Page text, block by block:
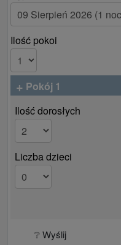
Ilość pokoi
+ Pokój 1
Ilość dorosłych
Liczba dzieci
❔ Wyślij